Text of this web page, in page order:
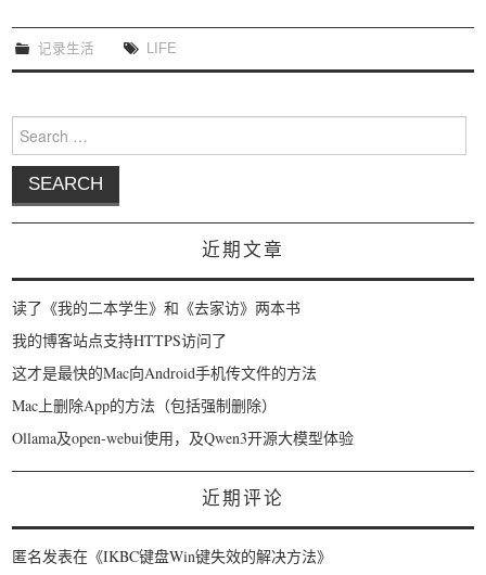
记录生活 LIFE
Search for:
近期文章
读了《我的二本学生》和《去家访》两本书
我的博客站点支持HTTPS访问了
这才是最快的Mac向Android手机传文件的方法
Mac上删除App的方法（包括强制删除）
Ollama及open-webui使用，及Qwen3开源大模型体验
近期评论
匿名发表在《IKBC键盘Win键失效的解决方法》